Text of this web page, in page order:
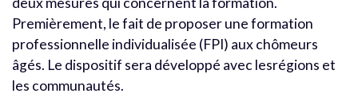
Premièrement, le fait de proposer une formation
professionnelle individualisée (FPI) aux chômeurs
âgés. Le dispositif sera développé avec lesrégions et
les communautés.